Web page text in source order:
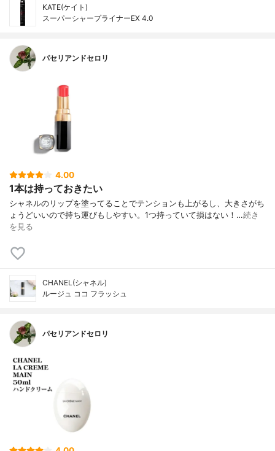
KATE(ケイト)
スーパーシャープライナーEX 4.0
パセリアンドセロリ
4.00
1本は持っておきたい
シャネルのリップを塗ってることでテンションも上がるし、大きさがち
ょうどいいので持ち運びもしやすい。1つ持っていて損はない！…続き
を見る
CHANEL(シャネル)
ルージュ ココ フラッシュ
パセリアンドセロリ